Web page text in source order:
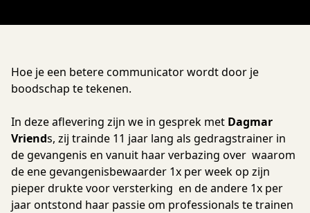
Hoe je een betere communicator wordt door je
boodschap te tekenen.
In deze aflevering zijn we in gesprek met Dagmar
Vriends, zij trainde 11 jaar lang als gedragstrainer in
de gevangenis en vanuit haar verbazing over waarom
de ene gevangenisbewaarder 1x per week op zijn
pieper drukte voor versterking en de andere 1x per
jaar ontstond haar passie om professionals te trainen